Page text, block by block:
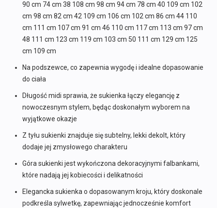
90 cm 74 cm 38 108 cm 98 cm 94 cm 78 cm 40 109 cm 102
cm 98 cm 82 cm 42 109 cm 106 cm 102 cm 86 cm 44 110
cm 111 cm 107 cm 91 cm 46 110 cm 117 cm 113 cm 97 cm
48 111 cm 123 cm 119 cm 103 cm 50 111 cm 129 cm 125
cm 109 cm
Na podszewce, co zapewnia wygodę i idealne dopasowanie
do ciała
Długość midi sprawia, że sukienka łączy elegancję z
nowoczesnym stylem, będąc doskonałym wyborem na
wyjątkowe okazje
Z tyłu sukienki znajduje się subtelny, lekki dekolt, który
dodaje jej zmysłowego charakteru
Góra sukienki jest wykończona dekoracyjnymi falbankami,
które nadają jej kobiecości i delikatności
Elegancka sukienka o dopasowanym kroju, który doskonale
podkreśla sylwetkę, zapewniając jednocześnie komfort